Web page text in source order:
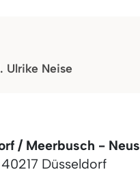
Ulrike Neise
/ Meerbusch -
40217 Düsseldorf